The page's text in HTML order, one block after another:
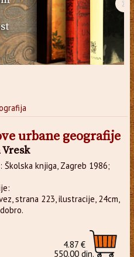
urbane geografije
Školska knjiga, Zagreb 1986;
strana 223, ilustracije, 24cm,
4.87 €
550.00 din.